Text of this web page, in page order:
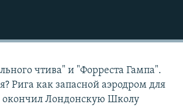
чтива" и "Форреста Гампа".
Рига как запасной аэродром для
окончил Лондонскую Школу